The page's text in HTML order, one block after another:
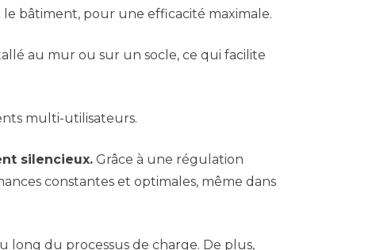
bâtiment, pour une efficacité maximale.
au mur ou sur un socle, ce qui facilite
multi-utilisateurs.
silencieux. Grâce à une régulation
constantes et optimales, même dans
du processus de charge. De plus,